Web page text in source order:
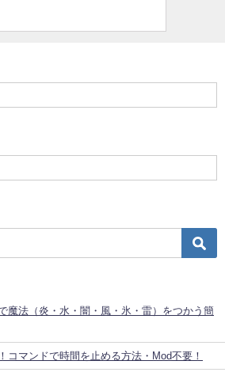
魔法（炎・水・闇・風・氷・雷）をつかう簡
コマンドで時間を止める方法・Mod不要！